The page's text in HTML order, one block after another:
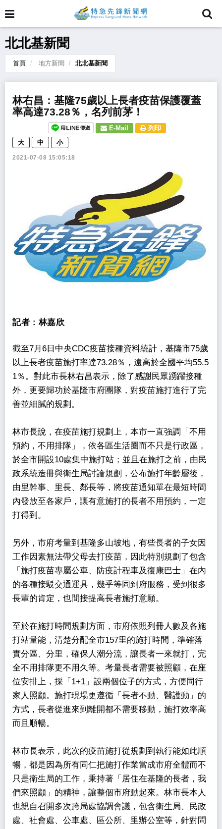
北北基新聞
首頁 地方新聞 北北基新聞
林右昌：基隆75歲以上長者疫苗保護覆蓋
率高達73.28％，名列前茅！
E-Mail
列印
大
中 小
2021-07-08 15:05:18
記者 :林嘉欣
截至7月6日中央CDC疫苗接種資料統計，基隆市75歲
以上長者疫苗施打率達73.28％，遠高於全國平均55.5
1％。對此市長林右昌表示，除了感謝民眾踴躍接種
外，更要歸功於基隆市府團隊，對疫苗施打進行了完
善並細膩的規劃。
林市長說，在疫苗施打規劃上，本市一直強調「不用
預約，不用排隊」，依各區生活圈而不只是行政區，
於全市開設10處集中施打站；並且在施打之前，由民
政系統造冊與衛生局討論規劃，公布施打年齡層後，
由里幹事、里長、鄰長等，將疫苗通知單在最短時間
內發放至各家戶，讓有意施打的長者不用預約，一定
打得到。
另外，市府考量到基隆多山坡地，有些長者的子女因
工作因素無法帶父母去打疫苗，因此特別規劃了包含
「施打疫苗專屬公車、防疫計程車及復康巴士」在內
的各種接駁交通運具，幾乎等同到府服務，受到很多
長輩的肯定，也間接提高長者施打意願。
至於在施打時間規劃方面，市府依照列冊人數及各施
打站量能，清楚分配全市157里的施打時間，準確落
實分區、分里，確保人潮分流，讓長者一來就打，完
全不用排隊更不用久等。考量長者需要被照顧，在座
位安排上，採「1+1」設兩個位子的方式，方便同行
家人照顧。施打現場更遵循「長者不動、醫護動」的
方式，長者從進來到離開都不需要移動，施打效率高
而且順暢。
林市長表示，此次的疫苗施打從規劃到執行能如此順
暢，都是因為所有同仁把施打作業當成市府全體而不
只是衛生局的工作，秉持著「居住在基隆的長者，我
們來照顧」的精神，讓整個市府動起來。林市長本人
也親自召開多次跨局處協調會議，包含衛生局、民政
處、社會處、公車處、區公所、里辦公室等，針對問